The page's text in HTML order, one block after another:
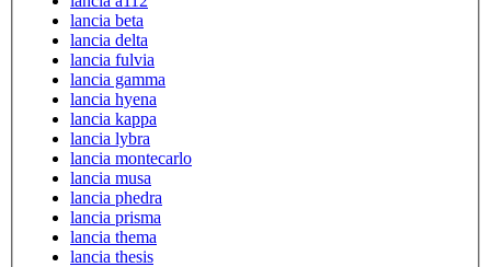
lancia beta
lancia delta
lancia fulvia
lancia gamma
lancia hyena
lancia kappa
lancia lybra
lancia montecarlo
lancia musa
lancia phedra
lancia prisma
lancia thema
lancia thesis